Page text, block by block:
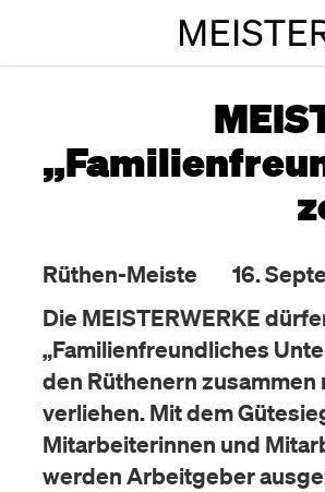
Rüthen-Meiste
16.
Die MEISTERWERKE
„Familienfreundliches
den Rüthenern
verliehen. Mit dem
Mitarbeiterinnen und
werden Arbeitgeber